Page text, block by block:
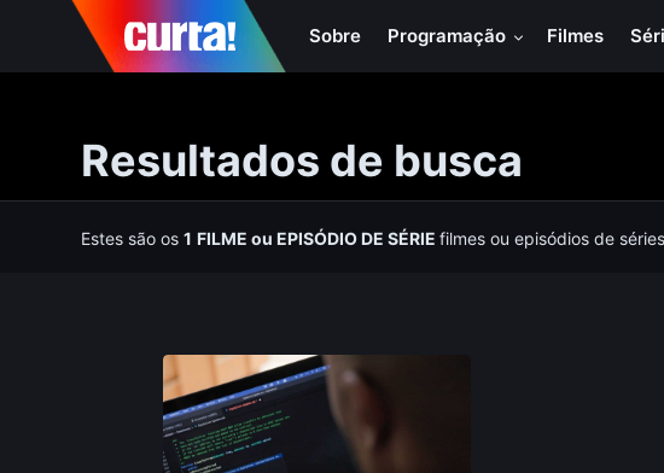
Sobre Programação Filmes
Resultados de busca
Estes são os1 FILMEou EPISÓDIO DE SÉRIEfilmes ou episódios de